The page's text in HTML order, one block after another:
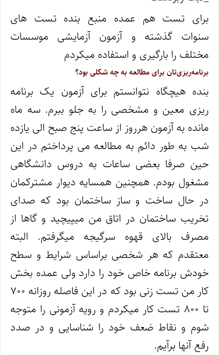
برای تست هم عمده منبع بنده تست های
سنوات گذشته و آزمون آزمایشی موسسات
مختلف را بارگیری و استفاده میکردم
برنامه‌ریزی‌تان برای مطالعه به چه شکلی بود؟
بنده هیچگاه نتوانستم برای آزمون یک برنامه
ریزی معین و مشخصی را به جلو ببرم. سه ماه
مانده به آزمون هرروز از ساعت پنج صبح الی یازده
شب به طور دائم به مطالعه می پرداختم در این
حین صرفا بعضی ساعات به دروس دانشگاهی
مشغول بودم. همچنین همسایه دیوار مشترکمان
در حال ساخت و ساز ساختمان بود که صدای
تخریب ساختمان در اتاق من میپیچید و گاها از
مصرف بالای قهوه سرگیجه میگرفتم. البته
معتقدم که هر شخصی براساس شرایط و سطح
خودش برنامه خاص خود را دارد ولی عمده بخش
کار من تست زنی بود که در این فاصله روزانه ۷۰۰
تا ۸۰۰ تست کار میکردم و رویه آزمونی را متوجه
شوم و نقاط ضعف خود را شناسایی و در صدد
رفع آنها برآیم.